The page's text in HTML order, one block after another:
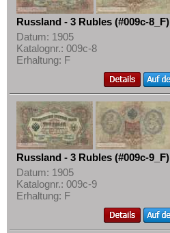
Russland - 3 Rubles (#009c-8_F)
Datum: 1905
Katalognr.: 009c-8
Erhaltung: F
Russland - 3 Rubles (#009c-9_F)
Datum: 1905
Katalognr.: 009c-9
Erhaltung: F